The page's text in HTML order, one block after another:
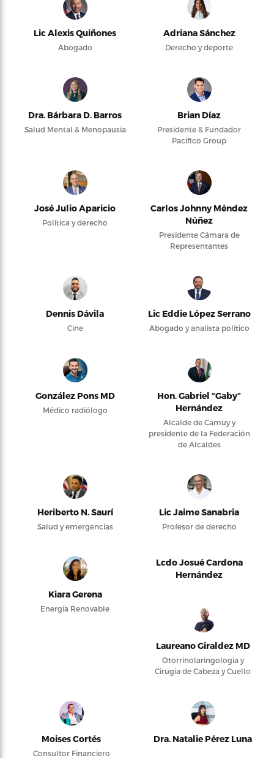
Lic Alexis Quiñones
Abogado
Adriana Sánchez
Derecho y deporte
Dra. Bárbara D. Barros
Salud Mental & Menopausia
Brian Díaz
Presidente & Fundador
Pacifico Group
José Julio Aparicio
Política y derecho
Carlos Johnny Méndez
Núñez
Presidente Cámara de
Representantes
Dennis Dávila
Cine
Lic Eddie López Serrano
Abogado y analista político
González Pons MD
Médico radiólogo
Hon. Gabriel “Gaby”
Hernández
Alcalde de Camuy y
presidente de la Federación
de Alcaldes
Heriberto N. Saurí
Salud y emergencias
Lic Jaime Sanabria
Profesor de derecho
Kiara Gerena
Energía Renovable
Lcdo Josué Cardona
Hernández
Laureano Giraldez MD
Otorrinolaringología y
Cirugía de Cabeza y Cuello
Moises Cortés
Consultor Financiero
Dra. Natalie Pérez Luna